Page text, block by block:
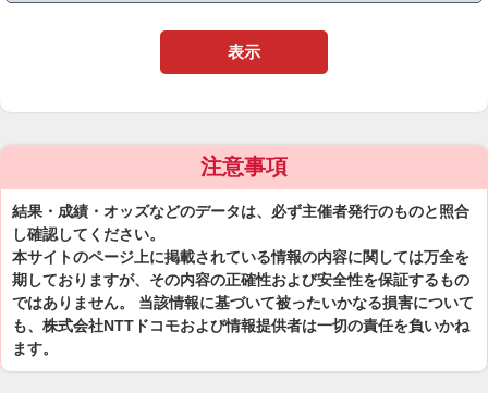
表示
注意事項
結果・成績・オッズなどのデータは、必ず主催者発行のものと照合
し確認してください。
本サイトのページ上に掲載されている情報の内容に関しては万全を
期しておりますが、その内容の正確性および安全性を保証するもの
ではありません。 当該情報に基づいて被ったいかなる損害について
も、株式会社NTTドコモおよび情報提供者は一切の責任を負いかね
ます。